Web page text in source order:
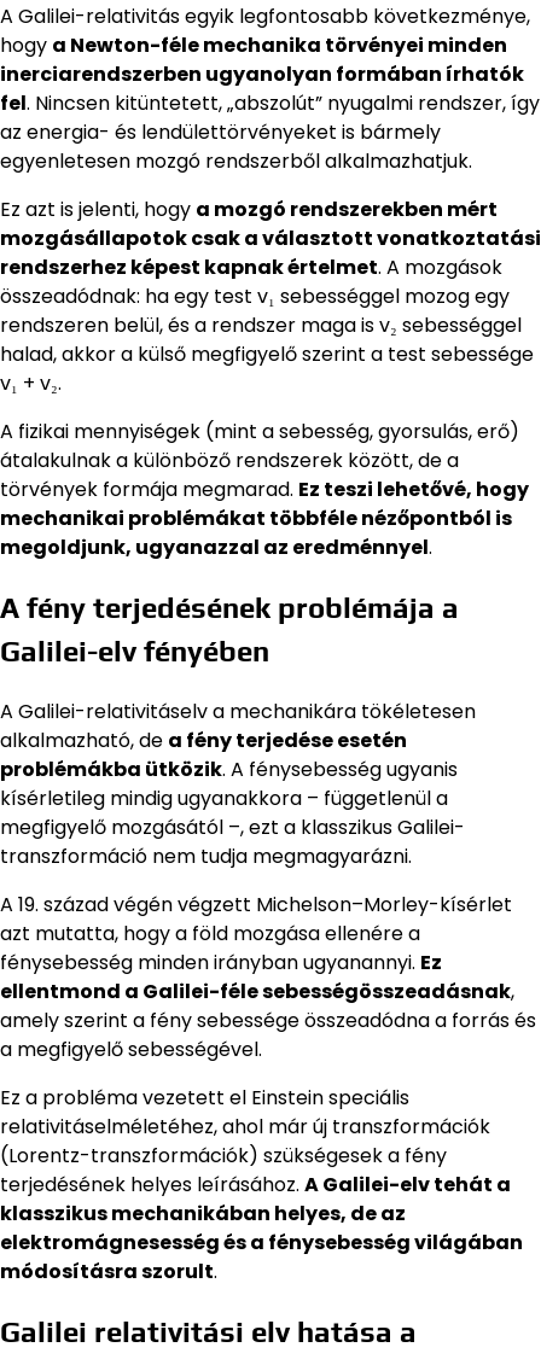
A Galilei-relativitás egyik legfontosabb következménye,
hogy a Newton-féle mechanika törvényei minden
inerciarendszerben ugyanolyan formában írhatók
fel. Nincsen kitüntetett, „abszolút” nyugalmi rendszer, így
az energia- és lendülettörvényeket is bármely
egyenletesen mozgó rendszerből alkalmazhatjuk.
Ez azt is jelenti, hogy a mozgó rendszerekben mért
mozgásállapotok csak a választott vonatkoztatási
rendszerhez képest kapnak értelmet. A mozgások
összeadódnak: ha egy test v₁ sebességgel mozog egy
rendszeren belül, és a rendszer maga is v₂ sebességgel
halad, akkor a külső megfigyelő szerint a test sebessége
v₁ + v₂.
A fizikai mennyiségek (mint a sebesség, gyorsulás, erő)
átalakulnak a különböző rendszerek között, de a
törvények formája megmarad. Ez teszi lehetővé, hogy
mechanikai problémákat többféle nézőpontból is
megoldjunk, ugyanazzal az eredménnyel.
A fény terjedésének problémája a
Galilei-elv fényében
A Galilei-relativitáselv a mechanikára tökéletesen
alkalmazható, de a fény terjedése esetén
problémákba ütközik. A fénysebesség ugyanis
kísérletileg mindig ugyanakkora – függetlenül a
megfigyelő mozgásától –, ezt a klasszikus Galilei-
transzformáció nem tudja megmagyarázni.
A 19. század végén végzett Michelson–Morley-kísérlet
azt mutatta, hogy a föld mozgása ellenére a
fénysebesség minden irányban ugyanannyi. Ez
ellentmond a Galilei-féle sebességösszeadásnak,
amely szerint a fény sebessége összeadódna a forrás és
a megfigyelő sebességével.
Ez a probléma vezetett el Einstein speciális
relativitáselméletéhez, ahol már új transzformációk
(Lorentz-transzformációk) szükségesek a fény
terjedésének helyes leírásához. A Galilei-elv tehát a
klasszikus mechanikában helyes, de az
elektromágnesesség és a fénysebesség világában
módosításra szorult.
Galilei relativitási elv hatása a